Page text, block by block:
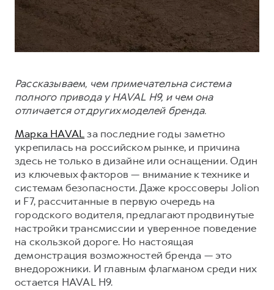
HAVAL Лизинг
Автомобильные аксессуары
Коллекция PRO
Коллекция Базовая
Коллекция Детская
АКСЕССУАРЫ HAVAL
Автомобильные аксессуары
Коллекция Базовая
Коллекция Детская
Рассказываем, чем примечательна система
полного привода у HAVAL H9, и чем она
отличается от других моделей бренда.
Марка HAVALза последние годы заметно
укрепилась на российском рынке, и причина
здесь не только в дизайне или оснащении. Один
из ключевых факторов — внимание к технике и
системам безопасности. Даже кроссоверы Jolion
и F7, рассчитанные в первую очередь на
городского водителя, предлагают продвинутые
настройки трансмиссии и уверенное поведение
на скользкой дороге. Но настоящая
демонстрация возможностей бренда — это
внедорожники. И главным флагманом среди них
остается HAVAL H9.